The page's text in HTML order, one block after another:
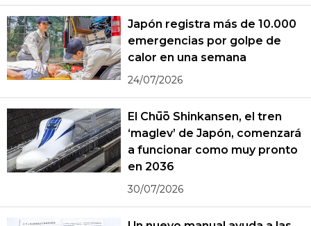
Japón registra más de 10.000
emergencias por golpe de
calor en una semana
24/07/2026
El Chūō Shinkansen, el tren
‘maglev’ de Japón, comenzará
a funcionar como muy pronto
en 2036
30/07/2026